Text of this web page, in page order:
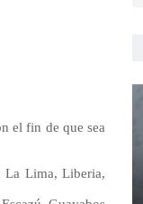
el fin de que sea
La Lima, Liberia,